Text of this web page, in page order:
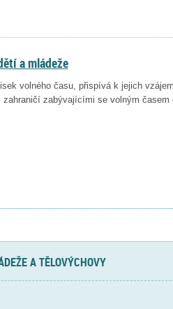
a mládeže
volného času, přispívá k jejich
zabývajícími se volným
A TĚLOVÝCHOVY